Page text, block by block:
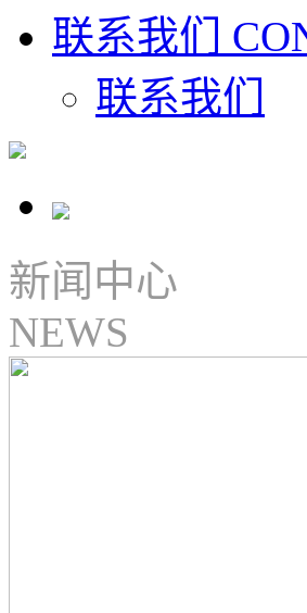
联系我们
联系我们
新闻中心
NEWS